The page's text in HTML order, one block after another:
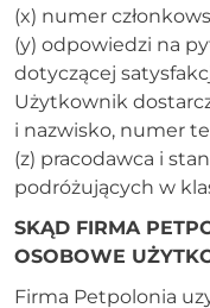
(x) numer
(y) odpowiedzi na
dotyczącej
Użytkownik
i nazwisko, numer
(z) pracodawca i
podróżujących w
SKĄD FIRMA
OSOBOWE
Firma Petpolonia